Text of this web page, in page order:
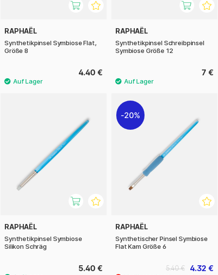
RAPHAËL
Synthetikpinsel Symbiose Flat,
Größe 8
4.40 €
RAPHAËL
Synthetikpinsel Schreibpinsel
Symbiose Größe 12
7 €
RAPHAËL
Synthetikpinsel Symbiose
Silikon Schräg
5.40 €
20%
RAPHAËL
Synthetischer Pinsel Symbiose
Flat Kam Größe 6
4.32 €
5.40 €